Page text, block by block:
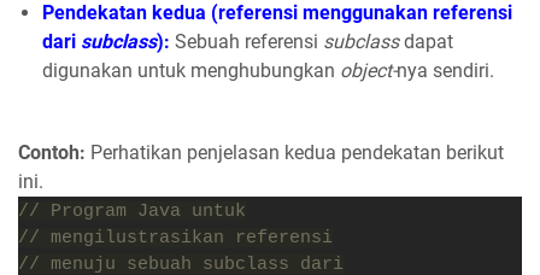
Pendekatan kedua (referensi menggunakan referensi
dari subclass): Sebuah referensi subclassdapat
digunakan untuk menghubungkan object-nya sendiri.
Contoh: Perhatikan penjelasan kedua pendekatan berikut
ini.
// Program Java untuk
// mengilustrasikan referensi
// menuju sebuah subclass dari